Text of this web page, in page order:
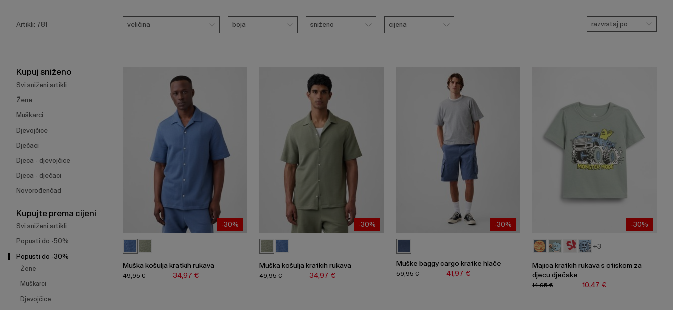
tipku
širenje
izbornika.
Artikli: 781
Veličina
veličina
Boja
boja
Sniženo
sniženo
Cijena
cijena razvrstaj po
Kupuj sniženo
Svi sniženi artikli
Žene
Muškarci
Djevojčice
Dječaci
Djeca - djevojčice
Djeca - dječaci
Novorođenčad
Kupujte prema cijeni
Svi sniženi artikli
Popusti do -50%
Popusti do -30%
Žene
Muškarci
Djevojčice
-30%
Muška košulja kratkih rukava
34,97 €
49,95 €
-30%
Muška košulja kratkih rukava
34,97 €
49,95 €
-30%
Muške baggy cargo kratke hlače
41,97 €
59,95 €
-30%
+3
Majica kratkih rukava s otiskom za
djecu dječake
10,47 €
14,95 €